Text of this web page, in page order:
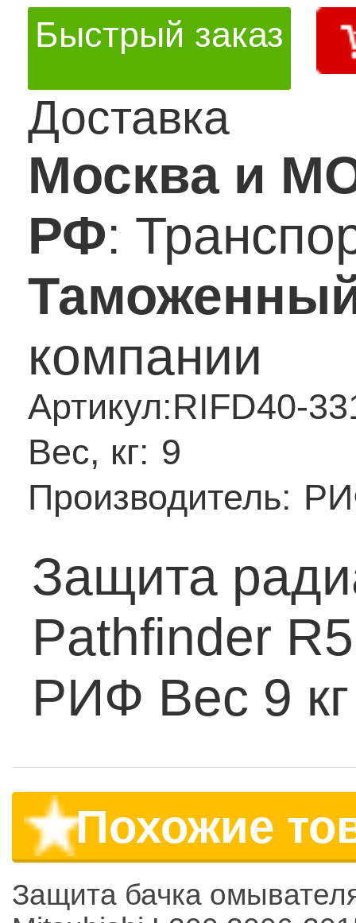
Быстрый заказ
Доставка
Москва и
РФ:
компании
Артикул:RIFD40-
Вес, кг: 9
Производитель:
Защита
Pathfinder
РИФ Вес 9 кг
Похожие
Защита бачка